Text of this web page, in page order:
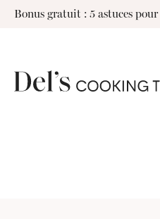
SkipBonus gratuit : 5 astuces